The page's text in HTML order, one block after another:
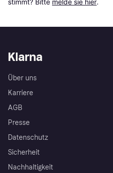
Klarna
Über uns
Karriere
AGB
Presse
Datenschutz
Sicherheit
Nachhaltigkeit